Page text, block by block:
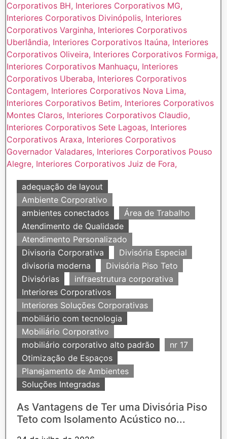
adequação de layout
Ambiente Corporativo
ambientes conectados
Área de Trabalho
Atendimento de Qualidade
Atendimento Personalizado
Divisoria Corporativa
Divisória Especial
divisoria moderna
Divisória Piso Teto
Divisórias
infraestrutura corporativa
Interiores Corporativos
Interiores Soluções Corporativas
mobiliário com tecnologia
Mobiliário Corporativo
mobiliário corporativo alto padrão
nr 17
Otimização de Espaços
Planejamento de Ambientes
Soluções Integradas
As Vantagens de Ter uma Divisória Piso
Teto com Isolamento Acústico no...